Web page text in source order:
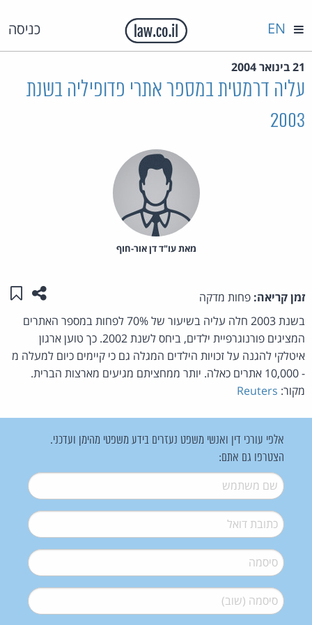
כניסה EN
21 בינואר 2004
עליה דרמטית במספר אתרי פדופיליה בשנת
2003
מאת‏ עו"ד דן אור-חוף
זמן קריאה: פחות מדקה שתפו
בשנת 2003 חלה עליה בשיעור של 70% לפחות במספר האתרים
המציגים פורנוגרפיית ילדים, ביחס לשנת 2002. כך טוען ארגון
איטלקי להגנה על זכויות הילדים המגלה גם כי קיימים כיום למעלה מ
- 10,000 אתרים כאלה. יותר ממחציתם מגיעים מארצות הברית.
מקור: Reuters
אלפי עורכי דין ואנשי משפט נעזרים בידע משפטי מהימן ועדכני.
הצטרפו גם אתם:
שם משתמש*
דואל*
סיסמה*
סיסמה (שוב)*